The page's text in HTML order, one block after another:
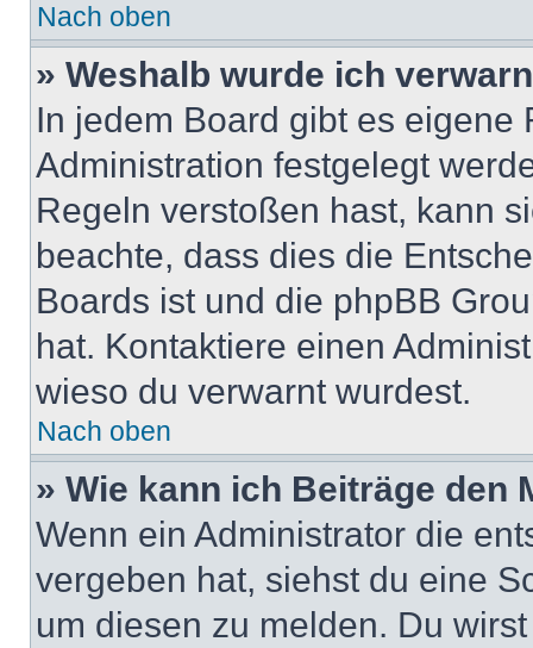
Nach oben
» Weshalb wurde ich
In jedem Board gibt es
Administration festgelegt
Regeln verstoßen hast, kann
beachte, dass dies die
Boards ist und die phpBB
hat. Kontaktiere einen
wieso du verwarnt wurdest.
Nach oben
» Wie kann ich Beiträge den
Wenn ein Administrator die
vergeben hat, siehst du eine
um diesen zu melden. Du